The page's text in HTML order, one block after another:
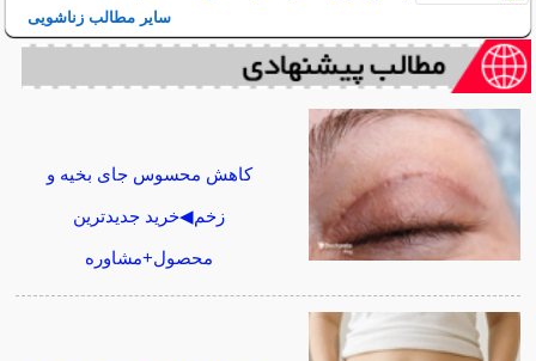
سایر مطالب زناشویی
کاهش محسوس جای بخیه و
زخم◀خرید جدیدترین
محصول+مشاوره